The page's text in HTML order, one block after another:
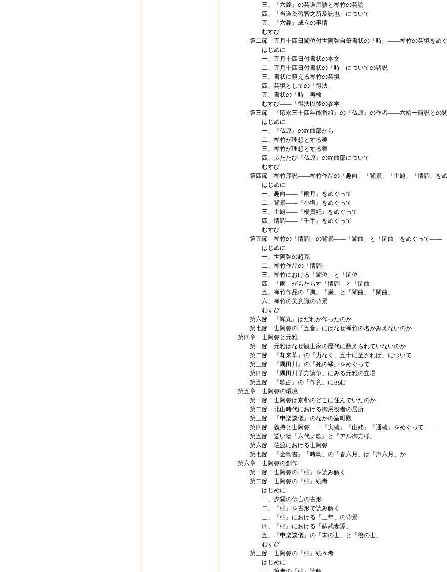
三、『六義』の芸道用語と禅竹の芸論
四、「当道為習智之所及誌也」について
五、『六義』成立の事情
むすび
第二節 五月十四日闌位付世阿弥自筆書状の「時」――禅竹の芸境をめ
はじめに
一、五月十四日付書状の本文
二、五月十四日付書状の「時」についての諸説
三、書状に窺える禅竹の芸境
四、芸境としての「得法」
五、書状の「時」再検
むすび――「得法以後の参学」
第三節 『応永三十四年能番組』の『仏原』の作者――六輪一露説との
はじめに
一、『仏原』の終曲部から
二、禅竹が理想とする美
三、禅竹が理想とする舞
四、ふたたび『仏原』の終曲部について
むすび
第四節 禅竹序説――禅竹作品の「趣向」「背景」「主題」「情調」を
はじめに
一、趣向――『雨月』をめぐって
二、背景――『小塩』をめぐって
三、主題――『楊貴妃』をめぐって
四、情調――『千手』をめぐって
むすび
第五節 禅竹の「情調」の背景――「闌曲」と「閑曲」をめぐって――
はじめに
一、世阿弥の超克
二、禅竹作品の「情調」
三、禅竹における「闌位」と「閑位」
四、「雨」がもたらす「情調」と「閑曲」
五、禅竹作品の「風」「嵐」と「闌曲」「閑曲」
六、禅竹の美意識の背景
むすび
第六節 『蟬丸』はだれが作ったのか
第七節 世阿弥の『五音』にはなぜ禅竹の名がみえないのか
第四章 世阿弥と元雅
第一節 元雅はなぜ観世家の歴代に数えられていないのか
第二節 『却来華』の「力なく、五十に至ざれば」について
第三節 『隅田川』の「死の縁」をめぐって
第四節 「隅田川子方論争」にみる元雅の立場
第五節 『歌占』の「作意」に挑む
第五章 世阿弥の環境
第一節 世阿弥は京都のどこに住んでいたのか
第二節 北山時代における御用役者の居所
第三節 『申楽談儀』のなかの室町殿
第四節 義持と世阿弥――『実盛』『山姥』『通盛』をめぐって――
第五節 謡い物『六代ノ歌』と「アル御方様」
第六節 佐渡における世阿弥
第七節 『金島書』「時鳥」の「春六月」は「声六月」か
第六章 世阿弥の創作
第一節 世阿弥の『砧』を読み解く
第二節 世阿弥の『砧』続考
はじめに
一、夕霧の伝言の古形
二、『砧』を古形で読み解く
三、『砧』における「三年」の背景
四、『砧』における「蘇武妻譚」
五、『申楽談儀』の「末の世」と「後の世」
むすび
第三節 世阿弥の『砧』続々考
はじめに